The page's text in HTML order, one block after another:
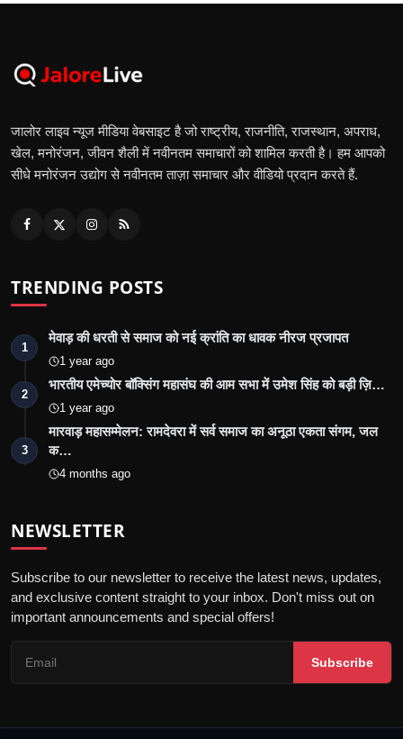
जालोर लाइव न्यूज मीडिया वेबसाइट है जो राष्ट्रीय, राजनीति, राजस्थान, अपराध,
खेल, मनोरंजन, जीवन शैली में नवीनतम समाचारों को शामिल करती है। हम आपको
सीधे मनोरंजन उद्योग से नवीनतम ताज़ा समाचार और वीडियो प्रदान करते हैं.
TRENDING POSTS
1
मेवाड़ की धरती से समाज को नई क्रांति का धावक नीरज प्रजापत
1 year ago
2
भारतीय एमेच्योर बॉक्सिंग महासंघ की आम सभा में उमेश सिंह को बड़ी ज़ि…
1 year ago
3
मारवाड़ महासम्मेलन: रामदेवरा में सर्व समाज का अनूठा एकता संगम, जल
क…
4 months ago
NEWSLETTER
Subscribe to our newsletter to receive the latest news, updates,
and exclusive content straight to your inbox. Don't miss out on
important announcements and special offers!
Subscribe